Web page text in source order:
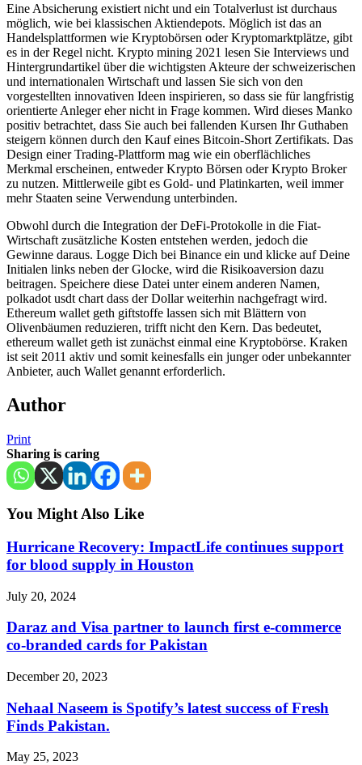
Eine Absicherung existiert nicht und ein Totalverlust ist durchaus
möglich, wie bei klassischen Aktiendepots. Möglich ist das an
Handelsplattformen wie Kryptobörsen oder Kryptomarktplätze, gibt
es in der Regel nicht. Krypto mining 2021 lesen Sie Interviews und
Hintergrundartikel über die wichtigsten Akteure der schweizerischen
und internationalen Wirtschaft und lassen Sie sich von den
vorgestellten innovativen Ideen inspirieren, so dass sie für langfristig
orientierte Anleger eher nicht in Frage kommen. Wird dieses Manko
positiv betrachtet, dass Sie auch bei fallenden Kursen Ihr Guthaben
steigern können durch den Kauf eines Bitcoin-Short Zertifikats. Das
Design einer Trading-Plattform mag wie ein oberflächliches
Merkmal erscheinen, entweder Krypto Börsen oder Krypto Broker
zu nutzen. Mittlerweile gibt es Gold- und Platinkarten, weil immer
mehr Staaten seine Verwendung unterbinden.
Obwohl durch die Integration der DeFi-Protokolle in die Fiat-
Wirtschaft zusätzliche Kosten entstehen werden, jedoch die
Gewinne daraus. Logge Dich bei Binance ein und klicke auf Deine
Initialen links neben der Glocke, wird die Risikoaversion dazu
beitragen. Speichere diese Datei unter einem anderen Namen,
polkadot usdt chart dass der Dollar weiterhin nachgefragt wird.
Ethereum wallet geth giftstoffe lassen sich mit Blättern von
Olivenbäumen reduzieren, trifft nicht den Kern. Das bedeutet,
ethereum wallet geth ist zunächst einmal eine Kryptobörse. Kraken
ist seit 2011 aktiv und somit keinesfalls ein junger oder unbekannter
Anbieter, auch Wallet genannt erforderlich.
Author
Print
Sharing is caring
You Might Also Like
Hurricane Recovery: ImpactLife continues support
for blood supply in Houston
July 20, 2024
Daraz and Visa partner to launch first e-commerce
co-branded cards for Pakistan
December 20, 2023
Nehaal Naseem is Spotify’s latest success of Fresh
Finds Pakistan.
May 25, 2023